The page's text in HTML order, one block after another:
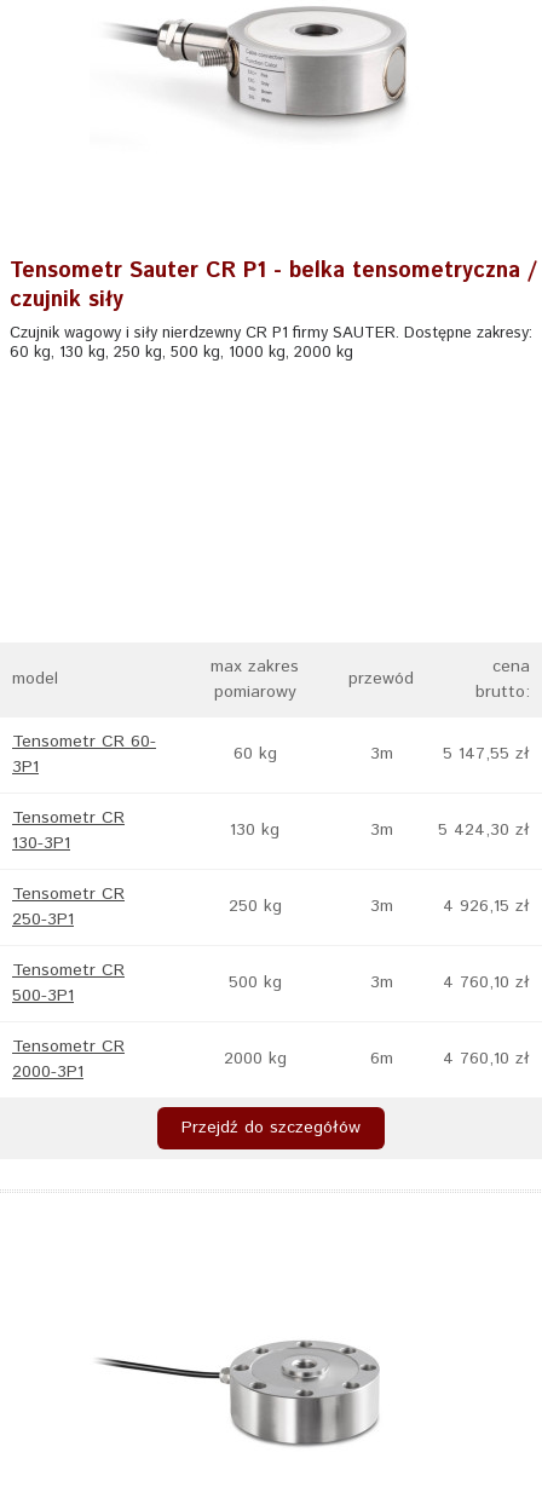
Tensometr Sauter CR P1 - belka tensometryczna /
czujnik siły
Czujnik wagowy i siły nierdzewny CR P1 firmy SAUTER. Dostępne zakresy:
60 kg, 130 kg, 250 kg, 500 kg, 1000 kg, 2000 kg
model
max zakres
pomiarowy
przewód
cena
brutto:
Tensometr CR 60-
3P1
60 kg 3m 5 147,55 zł
Tensometr CR
130-3P1
130 kg 3m 5 424,30 zł
Tensometr CR
250-3P1
250 kg 3m 4 926,15 zł
Tensometr CR
500-3P1
500 kg 3m 4 760,10 zł
Tensometr CR
2000-3P1
2000 kg 6m 4 760,10 zł
Przejdź do szczegółów